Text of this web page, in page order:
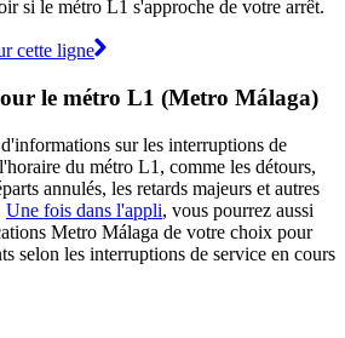
si le métro L1 s'approche de votre arrêt.
cette ligne
le métro L1 (Metro Málaga)
sur les interruptions de
du métro L1, comme les détours,
annulés, les retards majeurs et autres
Une fois dans l'appli, vous pourrez aussi
Metro Málaga de votre choix pour
selon les interruptions de service en cours